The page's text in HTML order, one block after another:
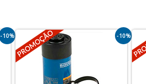
-10% -10%